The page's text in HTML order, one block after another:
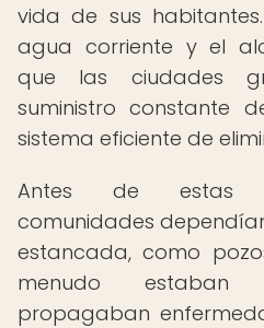
vida de sus
agua corriente y el
que las ciudades
suministro constante
sistema eficiente de
Antes de estas
comunidades
estancada, como
menudo estaban
propagaban